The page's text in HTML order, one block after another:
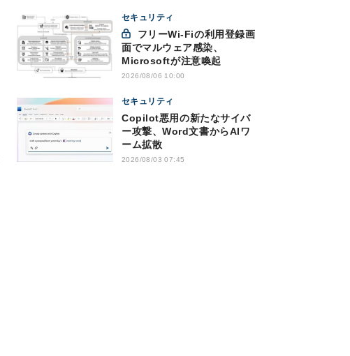
セキュリティ
面でマルウェア感染、
Microsoftが注意喚起
2026/08/06 10:00
セキュリティ
Copilot悪用の新たなサイバ
ー攻撃、Word文書からAIワ
ーム拡散
2026/08/03 07:45